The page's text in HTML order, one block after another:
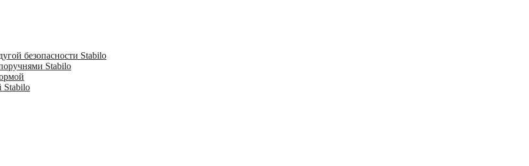
безопасности Stabilo
Stabilo
Stabilo